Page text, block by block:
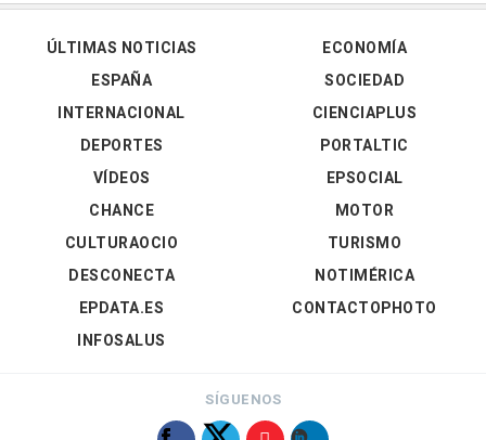
ÚLTIMAS NOTICIAS
ESPAÑA
INTERNACIONAL
DEPORTES
VÍDEOS
ECONOMÍA
SOCIEDAD
CIENCIAPLUS
PORTALTIC
EPSOCIAL
CHANCE
CULTURAOCIO
DESCONECTA
EPDATA.ES
INFOSALUS
MOTOR
TURISMO
NOTIMÉRICA
CONTACTOPHOTO
SÍGUENOS